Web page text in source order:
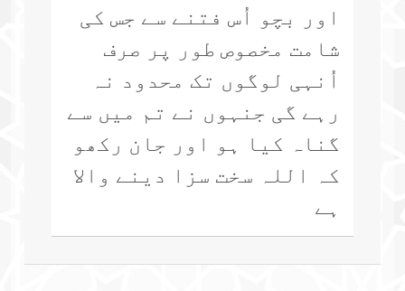
اور بچو اُس فتنے سے جس کی
شامت مخصوص طور پر صرف
اُنہی لوگوں تک محدود نہ
رہے گی جنہوں نے تم میں سے
گناہ کیا ہو اور جان رکھو
کہ اللہ سخت سزا دینے والا
ہے